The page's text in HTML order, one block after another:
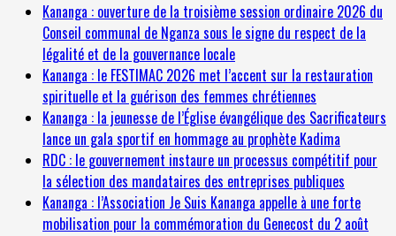
Kananga : ouverture de la troisième session ordinaire 2026 du
Conseil communal de Nganza sous le signe du respect de la
légalité et de la gouvernance locale
Kananga : le FESTIMAC 2026 met l’accent sur la restauration
spirituelle et la guérison des femmes chrétiennes
Kananga : la jeunesse de l’Église évangélique des Sacrificateurs
lance un gala sportif en hommage au prophète Kadima
RDC : le gouvernement instaure un processus compétitif pour
la sélection des mandataires des entreprises publiques
Kananga : l’Association Je Suis Kananga appelle à une forte
mobilisation pour la commémoration du Genecost du 2 août